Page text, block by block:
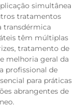
simultânea
tratamentos
transdérmica
têm múltiplas
tratamento de
melhoria geral da
profissional de
para práticas
abrangentes de